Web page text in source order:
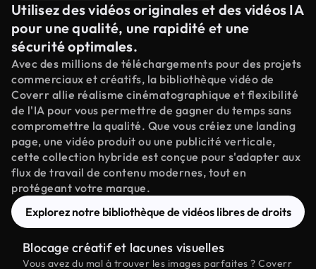
Utilisez des vidéos originales et des vidéos IA
pour une qualité, une rapidité et une
sécurité optimales.
Avec des millions de téléchargements pour des projets
commerciaux et créatifs, la bibliothèque vidéo de
Coverr allie réalisme cinématographique et flexibilité
de l'IA pour vous permettre de gagner du temps sans
compromettre la qualité. Que vous créiez une landing
page, une vidéo produit ou une publicité verticale,
cette collection hybride est conçue pour s'adapter aux
flux de travail de contenu modernes, tout en
protégeant votre marque.
Explorez notre bibliothèque de vidéos libres de droits
Blocage créatif et lacunes visuelles
Vous avez du mal à trouver les images parfaites ? Coverr